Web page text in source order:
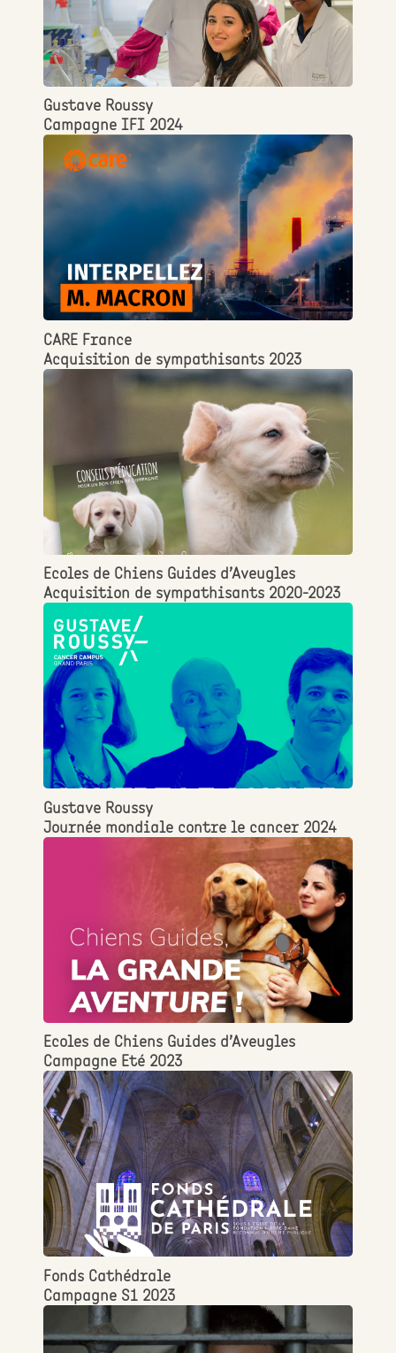
Gustave Roussy
Campagne IFI 2024
CARE France
Acquisition de sympathisants 2023
Ecoles de Chiens Guides d’Aveugles
Acquisition de sympathisants 2020-2023
Gustave Roussy
Journée mondiale contre le cancer 2024
Ecoles de Chiens Guides d’Aveugles
Campagne Eté 2023
Fonds Cathédrale
Campagne S1 2023